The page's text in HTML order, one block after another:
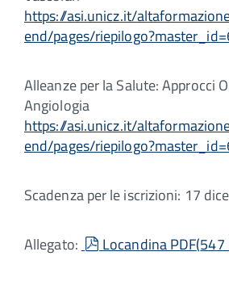
https://asi.unicz.it/
end/pages/
Alleanze per la Salute: Approcci
Angiologia
https://asi.unicz.it/
end/pages/
Scadenza per le iscrizioni: 17
Allegato: pdf
Locandina PDF(547